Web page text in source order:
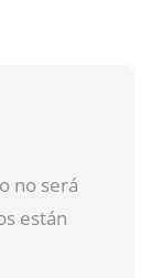
no será
están